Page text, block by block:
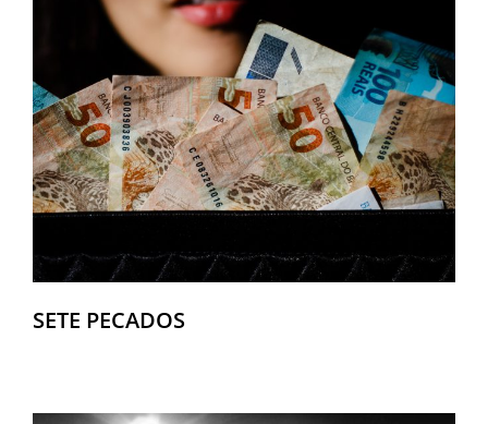
SETE PECADOS